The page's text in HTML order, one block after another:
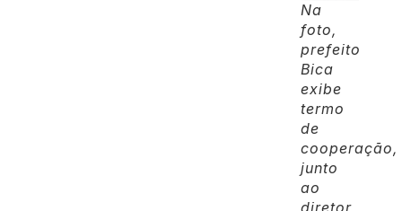
Na
foto,
prefeito
Bica
exibe
termo
de
cooperação,
junto
ao